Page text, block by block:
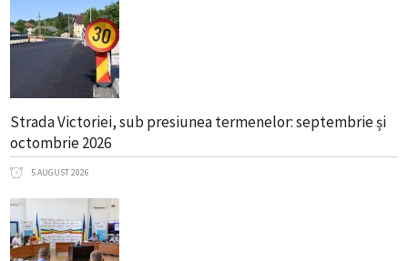
Strada Victoriei, sub presiunea termenelor: septembrie și
octombrie 2026
5 AUGUST 2026